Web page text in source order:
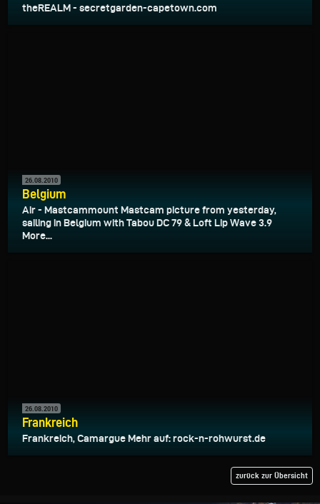
theREALM - secretgarden-capetown.com
26.08.2010
Belgium
Air - Mastcammount Mastcam picture from yesterday,
sailing in Belgium with Tabou DC 79 & Loft Lip Wave 3.9
More...
26.08.2010
Frankreich
Frankreich, Camargue Mehr auf: rock-n-rohwurst.de
zurück zur Übersicht